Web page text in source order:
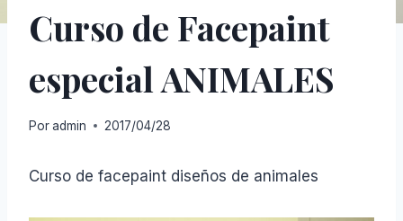
Curso de Facepaint
especial ANIMALES
Poradmin 2017/04/28
Curso de facepaint diseños de animales